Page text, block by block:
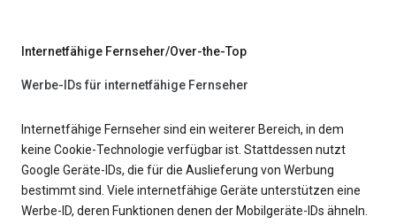
Internetfähige Fernseher/Over-the-Top
Werbe-IDs für internetfähige Fernseher
Internetfähige Fernseher sind ein weiterer Bereich, in dem
keine Cookie-Technologie verfügbar ist. Stattdessen nutzt
Google Geräte-IDs, die für die Auslieferung von Werbung
bestimmt sind. Viele internetfähige Geräte unterstützen eine
Werbe-ID, deren Funktionen denen der Mobilgeräte-IDs ähneln.